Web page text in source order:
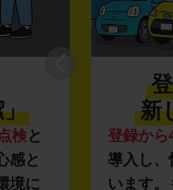
」
検と
感と
境に
新
登録から
導入し、
います。